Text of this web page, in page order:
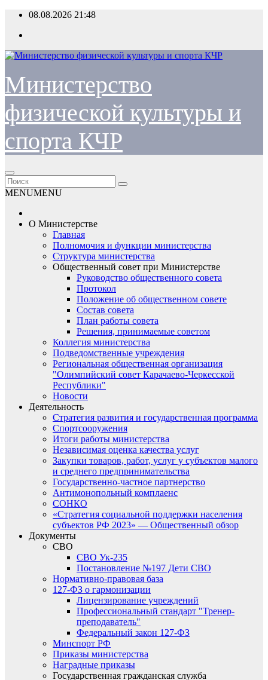
Перейти
содержимому
08.08.2026 21:48
Министерство
физической культуры и
спорта КЧР
MENUMENU
О Министерстве
Главная
Полномочия и функции министерства
Структура министерства
Общественный совет при Министерстве
Руководство общественного совета
Протокол
Положение об общественном совете
Состав совета
План работы совета
Решения, принимаемые советом
Коллегия министерства
Подведомственные учреждения
Региональная общественная организация
"Олимпийский совет Карачаево-Черкесской
Республики"
Новости
Деятельность
Стратегия развития и государственная программа
Спортсооружения
Итоги работы министерства
Независимая оценка качества услуг
Закупки товаров, работ, услуг у субъектов малого
и среднего предпринимательства
Государственно-частное партнерство
Антимонопольный комплаенс
СОНКО
«Стратегия социальной поддержки населения
субъектов РФ 2023» — Общественный обзор
Документы
СВО
СВО Ук-235
Постановление №197 Дети СВО
Нормативно-правовая база
127-ФЗ о гармонизации
Лицензирование учреждений
Профессиональный стандарт "Тренер-
преподаватель"
Федеральный закон 127-ФЗ
Минспорт РФ
Приказы министерства
Наградные приказы
Государственная гражданская служба